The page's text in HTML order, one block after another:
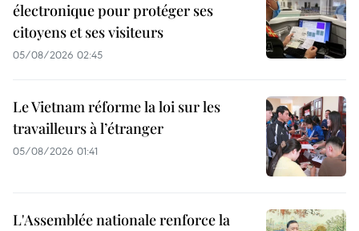
électronique pour protéger ses
citoyens et ses visiteurs
05/08/2026 02:45
Le Vietnam réforme la loi sur les
travailleurs à l’étranger
05/08/2026 01:41
L'Assemblée nationale renforce la